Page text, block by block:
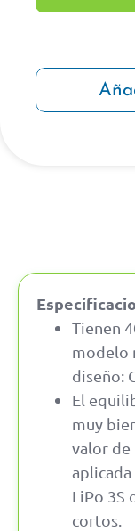
Tienen
modelo
diseño:
El
muy
valor de
aplicada
LiPo 3S
cortos.